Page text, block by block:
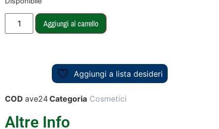
Aggiungi al carrello
Aggiungi a lista desideri
COD ave24Categoria Cosmetici
Altre Info